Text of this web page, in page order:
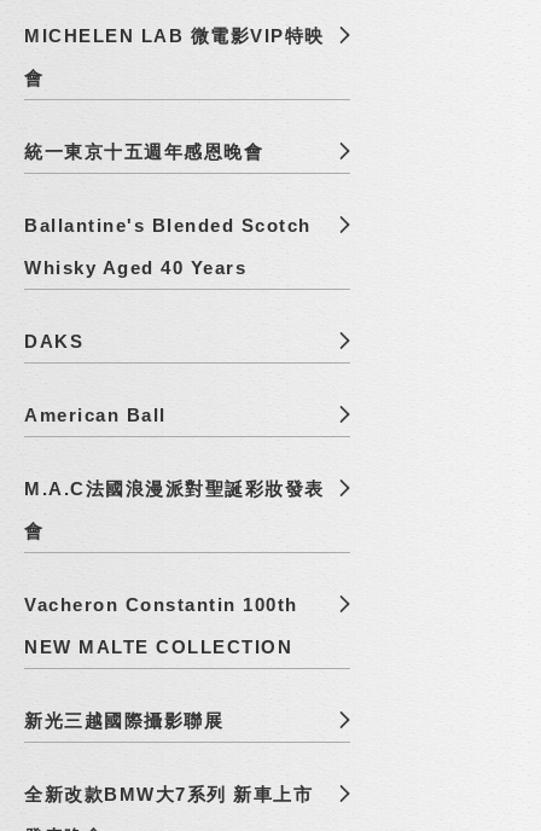
MICHELEN LAB 微電影VIP特映
會
統一東京十五週年感恩晚會
Ballantine's Blended Scotch
Whisky Aged 40 Years
DAKS
American Ball
M.A.C法國浪漫派對聖誕彩妝發表
會
Vacheron Constantin 100th
NEW MALTE COLLECTION
新光三越國際攝影聯展
全新改款BMW大7系列 新車上市